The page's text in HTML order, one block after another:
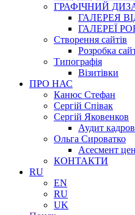
ГРАФІЧНИЙ
ГАЛЕРЕЯ
ГАЛЕРЕЇ
Створення сайтів
Розробка
Типографія
Візитівки
ПРО НАС
Канюс Стефан
Сергій Співак
Сергій Яковенков
Аудит
Ольга Сироватко
Асесмент
КОНТАКТИ
RU
EN
RU
UK